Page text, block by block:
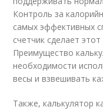
Контроль за
самых эффективных
счетчик сделает
Преимущество
необходимости
весы и взвешивать
Также, калькулятор